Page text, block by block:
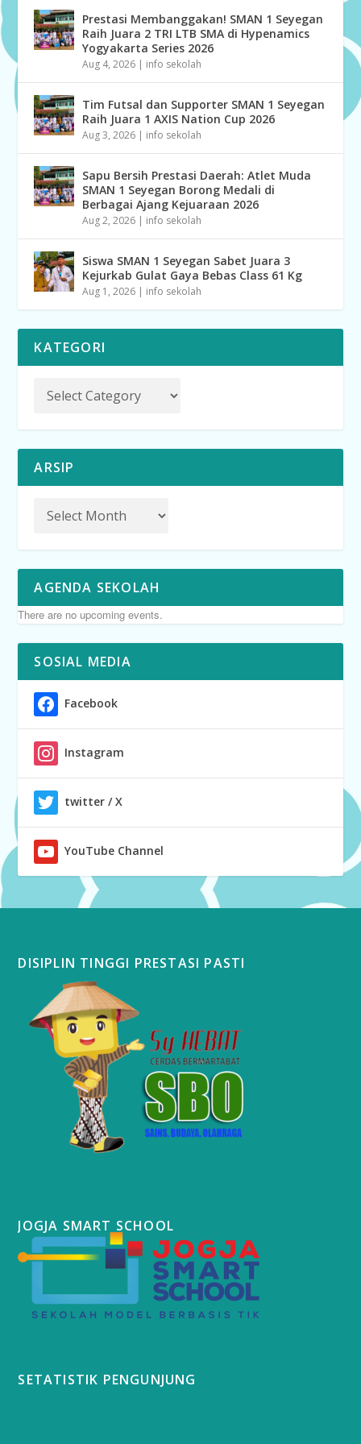
Prestasi Membanggakan! SMAN 1 Seyegan
Raih Juara 2 TRI LTB SMA di Hypenamics
Yogyakarta Series 2026
Aug 4, 2026 | info sekolah
Tim Futsal dan Supporter SMAN 1 Seyegan
Raih Juara 1 AXIS Nation Cup 2026
Aug 3, 2026 | info sekolah
Sapu Bersih Prestasi Daerah: Atlet Muda
SMAN 1 Seyegan Borong Medali di
Berbagai Ajang Kejuaraan 2026
Aug 2, 2026 | info sekolah
Siswa SMAN 1 Seyegan Sabet Juara 3
Kejurkab Gulat Gaya Bebas Class 61 Kg
Aug 1, 2026 | info sekolah
KATEGORI
ARSIP
AGENDA SEKOLAH
There are no upcoming events.
SOSIAL MEDIA
Facebook
Instagram
twitter / X
YouTube Channel
DISIPLIN TINGGI PRESTASI PASTI
JOGJA SMART SCHOOL
SETATISTIK PENGUNJUNG